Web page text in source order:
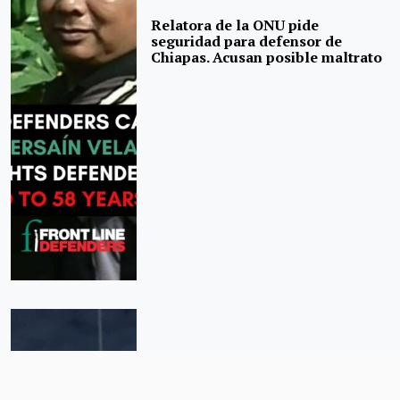
Relatora de la ONU pide
seguridad para defensor de
Chiapas. Acusan posible maltrato